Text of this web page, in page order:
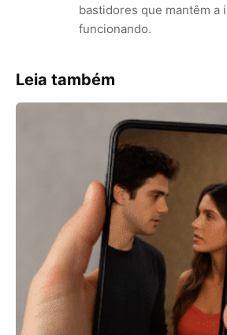
bastidores que mantêm a
funcionando.
Leia também